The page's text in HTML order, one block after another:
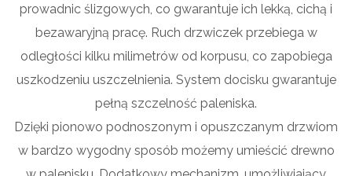
prowadnic ślizgowych, co gwarantuje ich lekką, cichą i
bezawaryjną pracę. Ruch drzwiczek przebiega w
odległości kilku milimetrów od korpusu, co zapobiega
uszkodzeniu uszczelnienia. System docisku gwarantuje
pełną szczelność paleniska.
Dzięki pionowo podnoszonym i opuszczanym drzwiom
w bardzo wygodny sposób możemy umieścić drewno